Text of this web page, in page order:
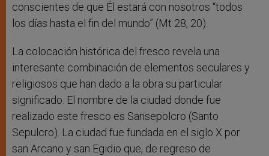
conscientes de que Él estará con nosotros “todos
los días hasta el fin del mundo” (Mt 28, 20).
La colocación histórica del fresco revela una
interesante combinación de elementos seculares y
religiosos que han dado a la obra su particular
significado. El nombre de la ciudad donde fue
realizado este fresco es Sansepolcro (Santo
Sepulcro). La ciudad fue fundada en el siglo X por
san Arcano y san Egidio que, de regreso de